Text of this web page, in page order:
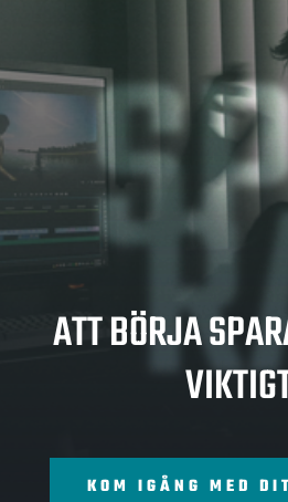
ATT BÖRJA
KOM IGÅNG MED